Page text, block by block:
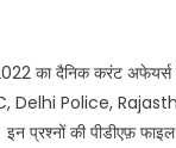
का दैनिक करंट अफेयर्स के
Delhi Police,
प्रश्नों की पीडीएफ़